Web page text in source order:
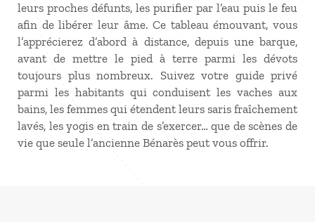
leurs proches défunts, les purifier par l’eau puis le feu
afin de libérer leur âme. Ce tableau émouvant, vous
l’apprécierez d’abord à distance, depuis une barque,
avant de mettre le pied à terre parmi les dévots
toujours plus nombreux. Suivez votre guide privé
parmi les habitants qui conduisent les vaches aux
bains, les femmes qui étendent leurs saris fraîchement
lavés, les yogis en train de s’exercer… que de scènes de
vie que seule l’ancienne Bénarès peut vous offrir.